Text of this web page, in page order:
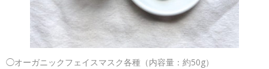
◯オーガニックフェイスマスク各種（内容量：約50g）